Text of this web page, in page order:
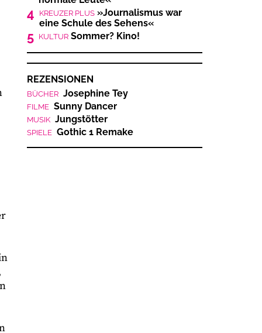
4 KREUZER PLUS »Journalismus war
eine Schule des Sehens«
5 KULTUR Sommer? Kino!
REZENSIONEN
BÜCHER Josephine Tey
FILME Sunny Dancer
MUSIK Jungstötter
SPIELE Gothic 1 Remake